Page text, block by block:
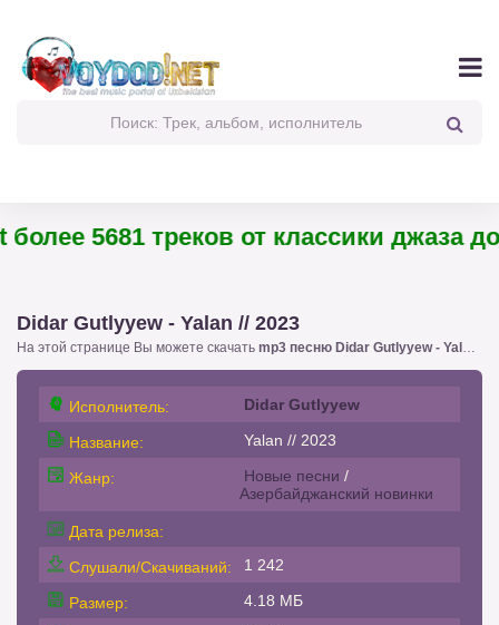
5681 треков от классики джаза до
Didar Gutlyyew - Yalan // 2023
На этой странице Вы можете скачать mp3 песню Didar Gutlyyew - Yalan // 2023
Исполнитель: Didar Gutlyyew
Название: Yalan // 2023
Жанр: Новые песни /
Азербайджанский новинки
Дата релиза:
Слушали/Скачиваний:
1 242
Размер: 4.18 МБ